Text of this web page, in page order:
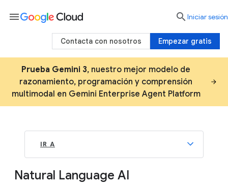
Prueba Gemini 3, nuestro mejor modelo de
razonamiento, programación y comprensión
multimodal en Gemini Enterprise Agent Platform
IR A
Natural Language AI
menu  Iniciar sesión
Empezar gratis
Contacta con nosotros